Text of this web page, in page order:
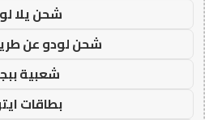
شحن يلا
شحن لودو عن
شعبية
بطاقات